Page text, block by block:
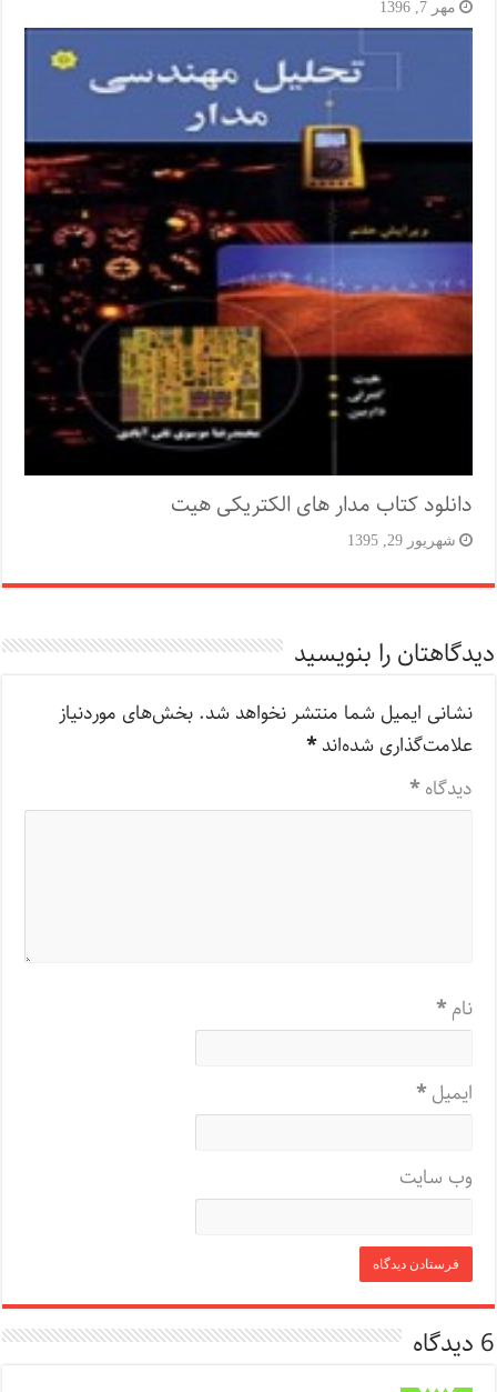
مهر 7, 1396
دانلود کتاب مدار های الکتریکی هیت
شهریور 29, 1395
دیدگاهتان را بنویسید
نشانی ایمیل شما منتشر نخواهد شد. بخش‌های موردنیاز
علامت‌گذاری شده‌اند*
دیدگاه*
نام*
ایمیل*
وب‌ سایت
6 دیدگاه